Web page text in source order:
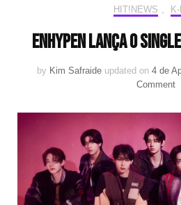
HIT!NEWS
ENHYPEN lança o
by Kim Safraide updated on 4 de
Commenton